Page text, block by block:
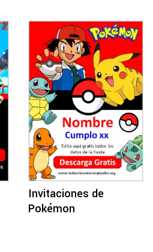
Invitaciones de
Pokémon